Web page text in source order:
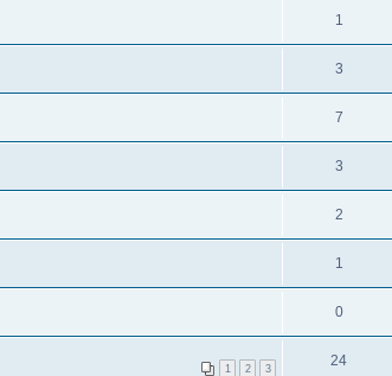
1
3
7
3
2
1
0
1 2 3 24